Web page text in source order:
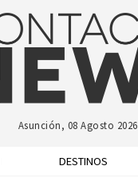
Asunción, 08 Agosto 2026
DESTINOS